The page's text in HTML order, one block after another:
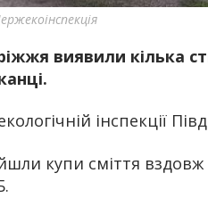
виявили кілька
інспекції
купи сміття вздовж